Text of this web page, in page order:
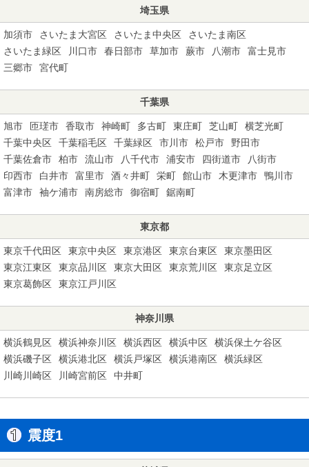
埼玉県
加須市 さいたま大宮区 さいたま中央区
さいたま南区
さいたま緑区
川口市 春日部市 草加市 蕨市 八潮市
富士見市
三郷市
宮代町
千葉県
旭市 匝瑳市 香取市 神崎町 多古町 東庄町 芝山町
横芝光町
千葉中央区
千葉稲毛区 千葉緑区 市川市 松戸市
野田市
千葉佐倉市
柏市 流山市 八千代市 浦安市 四街道市
八街市
印西市
白井市 富里市 酒々井町 栄町 館山市 木更津市
鴨川市
富津市
袖ケ浦市 南房総市 御宿町 鋸南町
東京都
東京千代田区 東京中央区 東京港区 東京台東区
東京墨田区
東京江東区
東京品川区 東京大田区 東京荒川区
東京足立区
東京葛飾区
東京江戸川区
神奈川県
横浜鶴見区 横浜神奈川区 横浜西区 横浜中区
横浜保土ケ谷区
横浜磯子区
横浜港北区 横浜戸塚区 横浜港南区
横浜緑区
川崎川崎区
川崎宮前区 中井町
震度1